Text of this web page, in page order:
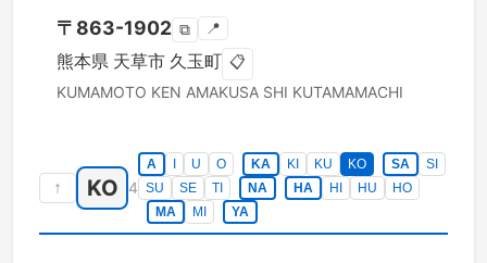
〒 863-1902 ⧉ 📍
熊本県 天草市 久玉町 📋
KUMAMOTO KEN AMAKUSA SHI KUTAMAMACHI
↑ KO 4
A U O KA KI KU KO SA
SI
SU
SE TI NA HA HI HU
HO
MA
MI YA